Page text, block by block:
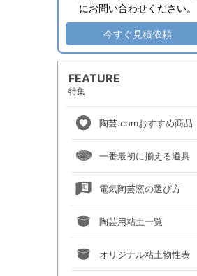
にお問い合わせください。
今すぐ見積依頼
FEATURE
特集
陶芸.comおすすめ商品
一番最初に揃える道具
電気陶芸窯の選び方
陶芸用粘土一覧
オリジナル粘土物性表